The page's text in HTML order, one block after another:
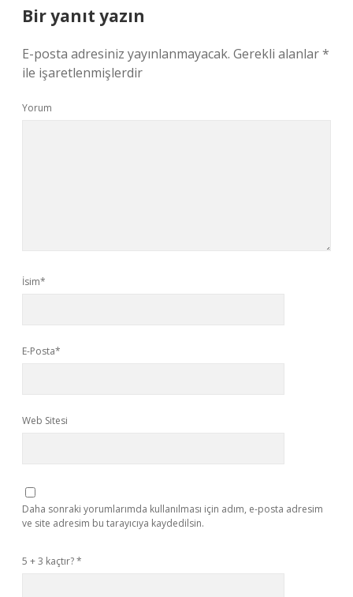
Bir yanıt yazın
E-posta adresiniz yayınlanmayacak. Gerekli alanlar*
ile işaretlenmişlerdir
Yorum
İsim*
E-Posta*
Web Sitesi
Daha sonraki yorumlarımda kullanılması için adım, e-posta adresim
ve site adresim bu tarayıcıya kaydedilsin.
5 + 3 kaçtır?*